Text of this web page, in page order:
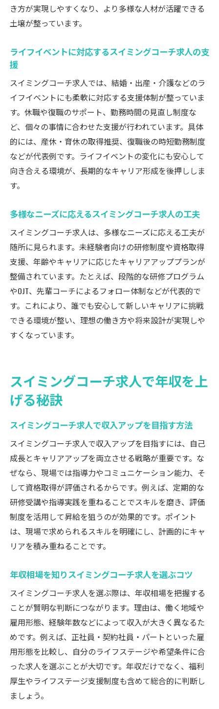
き方が実現しやすくなり、より多様な人材が活躍できる
土壌が整っています。
ライフイベントに対応するスイミングコーチ求人の支
援
スイミングコーチ求人では、結婚・出産・介護などのラ
イフイベントにも柔軟に対応する支援体制が整っていま
す。休職や復職のサポート、勤務時間の見直し制度な
ど、個々の事情に合わせた支援が行われています。具体
的には、産休・育休の取得推奨、復職後の時短勤務制度
などが代表例です。ライフイベントの変化にも安心して
向き合える環境が、長期的なキャリア形成を後押ししま
す。
多様なニーズに応えるスイミングコーチ求人の工夫
スイミングコーチ求人は、多様なニーズに応える工夫が
随所に見られます。未経験者向けの研修制度や資格取得
支援、年齢やキャリアに応じたキャリアアッププランが
整備されています。たとえば、段階的な研修プログラム
やOJT、先輩コーチによるフォロー体制などが代表的で
す。これにより、誰でも安心して新しいキャリアに挑戦
できる環境が整い、理想の働き方や将来設計が実現しや
すくなっています。
スイミングコーチ求人で年収を上
げる秘訣
スイミングコーチ求人で収入アップを目指す方法
スイミングコーチ求人で収入アップを目指すには、自己
成長とキャリアアップを両立させる戦略が重要です。な
ぜなら、現場では指導力やコミュニケーション能力、そ
して資格取得が評価されるからです。例えば、定期的な
研修受講や指導実践を重ねることでスキルを磨き、評価
制度を活用して昇給を狙うのが効果的です。ポイント
は、現場で求められるスキルを明確にし、計画的にキャ
リアを積み重ねることです。
年収相場を知りスイミングコーチ求人を選ぶコツ
スイミングコーチ求人を選ぶ際は、年収相場を把握する
ことが賢明な判断につながります。理由は、働く地域や
雇用形態、経験年数などによって収入が大きく異なるた
めです。例えば、正社員・契約社員・パートといった雇
用形態を比較し、自分のライフステージや希望条件に合
った求人を選ぶことが大切です。年収だけでなく、福利
厚生やライフステージ支援制度も含めて総合的に判断し
ましょう。